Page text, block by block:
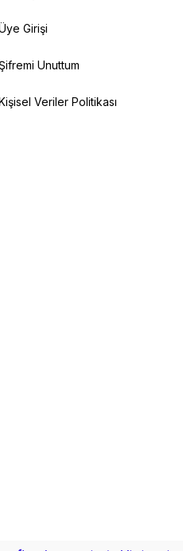
Girişi
Şifremi Unuttum
Veriler Politikası